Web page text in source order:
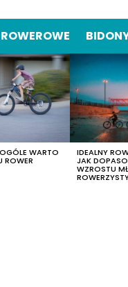
WARTO
ROWER
IDEALNY
JAK
WZROSTU